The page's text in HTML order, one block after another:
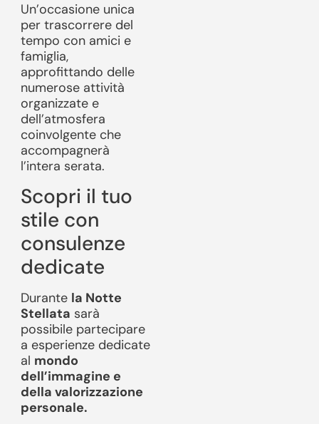
Un’occasione unica
per trascorrere del
tempo con amici e
famiglia,
approfittando delle
numerose attività
organizzate e
dell’atmosfera
coinvolgente che
accompagnerà
l’intera serata.
Scopri il tuo
stile con
consulenze
dedicate
Durante la Notte
Stellata sarà
possibile partecipare
a esperienze dedicate
al mondo
dell’immagine e
della valorizzazione
personale.